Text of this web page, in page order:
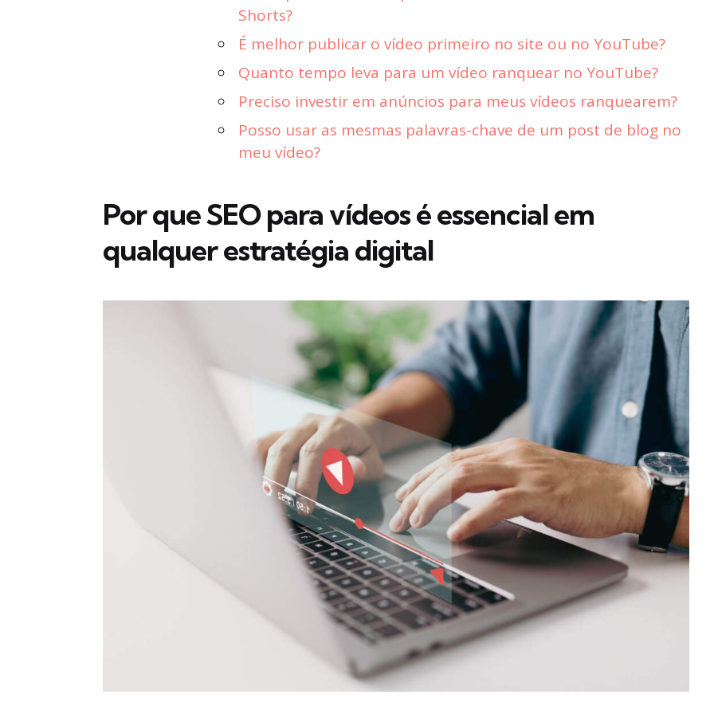
Shorts?
É melhor publicar o vídeo primeiro no site ou no YouTube?
Quanto tempo leva para um vídeo ranquear no YouTube?
Preciso investir em anúncios para meus vídeos ranquearem?
Posso usar as mesmas palavras-chave de um post de blog no
meu vídeo?
Por que SEO para vídeos é essencial em
qualquer estratégia digital